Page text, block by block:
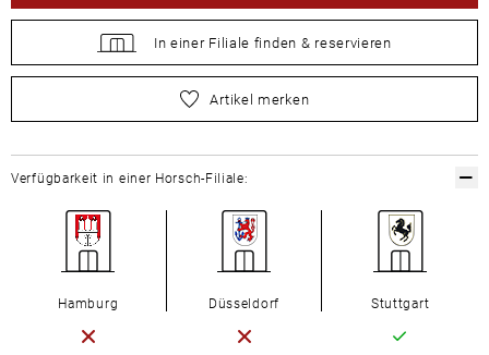
In einer Filiale finden & reservieren
wählen Sie zuerst Ihre Größe aus
Artikel merken
Verfügbarkeit in einer Horsch-Filiale:
Hamburg Düsseldorf Stuttgart